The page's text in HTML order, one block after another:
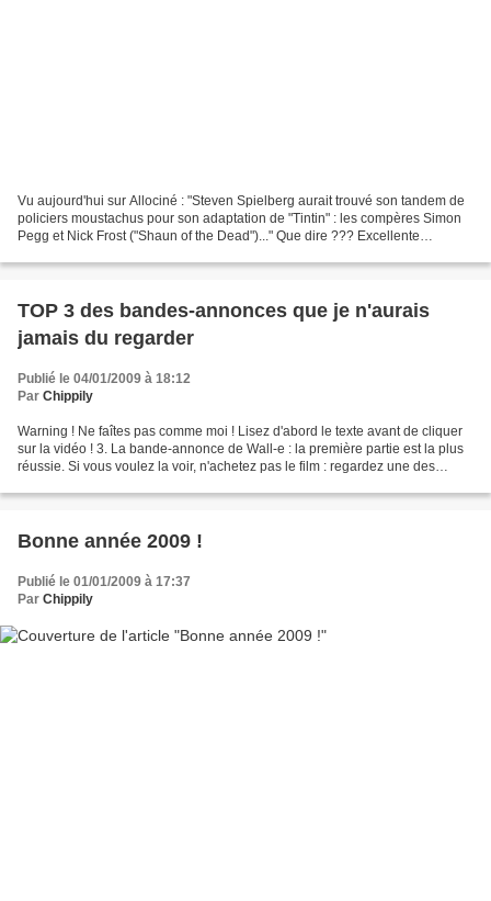
Vu aujourd'hui sur Allociné : "Steven Spielberg aurait trouvé son tandem de
policiers moustachus pour son adaptation de "Tintin" : les compères Simon
Pegg et Nick Frost ("Shaun of the Dead")..." Que dire ??? Excellente
TOP 3 des bandes-annonces que je n'aurais
jamais du regarder
Publié le 04/01/2009 à 18:12
Par Chippily
Warning ! Ne faîtes pas comme moi ! Lisez d'abord le texte avant de cliquer
sur la vidéo ! 3. La bande-annonce de Wall-e : la première partie est la plus
réussie. Si vous voulez la voir, n'achetez pas le film : regardez une des
Bonne année 2009 !
Publié le 01/01/2009 à 17:37
Par Chippily